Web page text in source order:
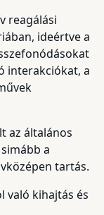
reagálási
ideértve a
interakciókat, a
az általános
a
tartás.
való kihajtás és